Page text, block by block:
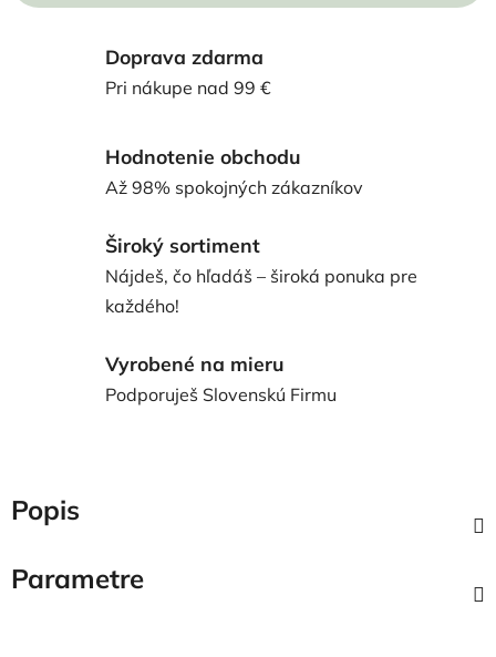
Doprava zdarma
Pri nákupe nad 99 €
Hodnotenie obchodu
Až 98% spokojných zákazníkov
Široký sortiment
Nájdeš, čo hľadáš – široká ponuka pre
každého!
Vyrobené na mieru
Podporuješ Slovenskú Firmu
Popis
Parametre